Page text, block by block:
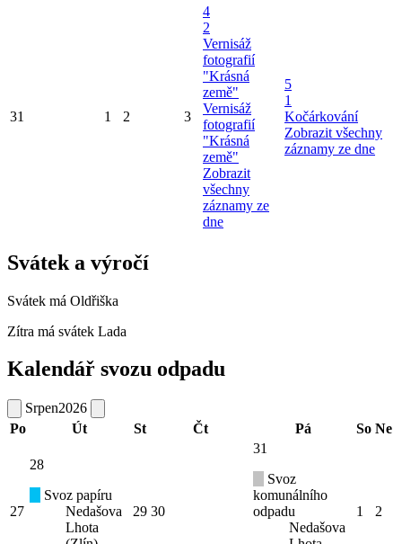
31 1 2 3
4
2
Vernisáž
fotografií
"Krásná
země"
Vernisáž
fotografií
"Krásná
země"
Zobrazit
všechny
záznamy ze
dne
5
1
Kočárkování
Zobrazit všechny
záznamy ze dne
Svátek a výročí
Svátek má Oldřiška
Zítra má svátek Lada
Kalendář svozu odpadu
Srpen2026
Po
Út St Čt Pá So Ne
27
28
Svoz papíru
Nedašova
Lhota
29 30
31
Svoz
komunálního
odpadu
Nedašova
1 2